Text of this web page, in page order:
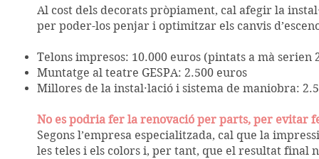
Al cost dels decorats pròpiament, cal afegir la
per poder-los penjar i optimitzar els canvis
Telons impresos: 10.000 euros (pintats a mà serien
Muntatge al teatre GESPA: 2.500 euros
Millores de la instal·lació i sistema de maniobra:
No es podria fer la renovació per parts, per evitar
Segons l’empresa especialitzada, cal que la
les teles i els colors i, per tant, que el resultat final